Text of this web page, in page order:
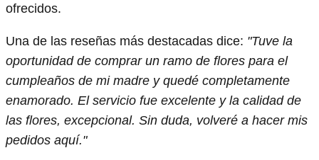
ofrecidos.
Una de las reseñas más destacadas dice: "Tuve la
oportunidad de comprar un ramo de flores para el
cumpleaños de mi madre y quedé completamente
enamorado. El servicio fue excelente y la calidad de
las flores, excepcional. Sin duda, volveré a hacer mis
pedidos aquí."